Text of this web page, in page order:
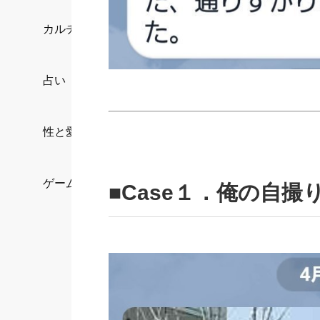
カルチャー/エンタメ
占い
性と愛
ゲーム ■Case１．俺の自撮